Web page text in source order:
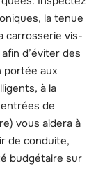
la tenue
carrosserie vis-
d’éviter des
portée aux
à la
de
vous aidera à
de conduite,
budgétaire sur